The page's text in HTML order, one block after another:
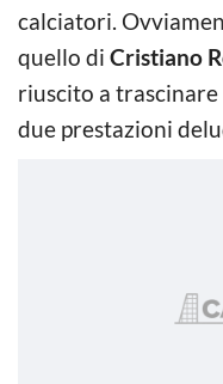
calciatori.
quello di Cristiano
riuscito a trascinare
due prestazioni